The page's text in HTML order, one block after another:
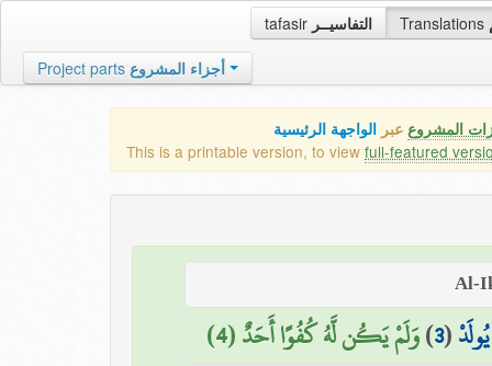
tafasir التفاسيــر Translations
Project parts أجزاء المشروع
المشروع عبر الواجهة الرئيسية
This is a printable version, to view full-featured
(
3
)وَلَمْ يَكُن لَّهُ كُفُوًا أَحَدٌ (4)